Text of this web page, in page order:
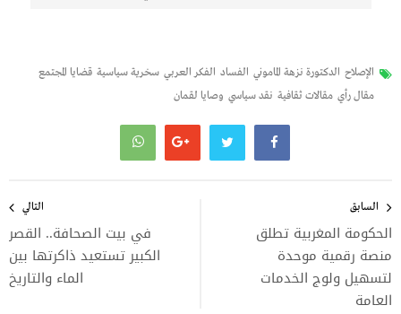
الإصلاح الدكتورة نزهة الماموني الفساد الفكر العربي سخرية سياسية قضايا المجتمع
مقال رأي مقالات ثقافية نقد سياسي وصايا لقمان
المقالات
السابق
الحكومة المغربية تطلق
منصة رقمية موحدة
لتسهيل ولوج الخدمات
العامة
التالي
في بيت الصحافة.. القصر
الكبير تستعيد ذاكرتها بين
الماء والتاريخ